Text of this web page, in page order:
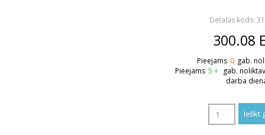
Detaļas kods:
300.08
Pieejams 0 gab.
Pieejams 5 + gab.
darba